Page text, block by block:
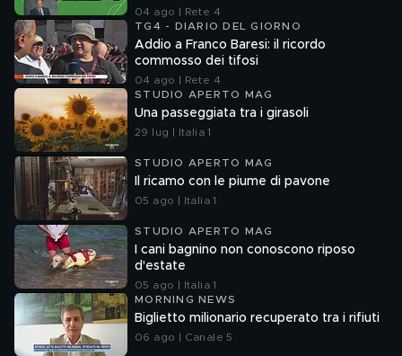
04 ago | Rete 4
TG4 - DIARIO DEL GIORNO
Addio a Franco Baresi: il ricordo
commosso dei tifosi
04 ago | Rete 4
STUDIO APERTO MAG
Una passeggiata tra i girasoli
29 lug | Italia 1
STUDIO APERTO MAG
Il ricamo con le piume di pavone
05 ago | Italia 1
STUDIO APERTO MAG
I cani bagnino non conoscono riposo
d'estate
05 ago | Italia 1
MORNING NEWS
Biglietto milionario recuperato tra i rifiuti
06 ago | Canale 5